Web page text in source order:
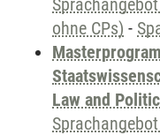
ohne CPs) -
Law and